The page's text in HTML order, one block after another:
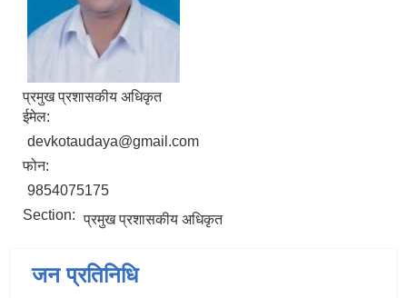
प्रमुख प्रशासकीय अधिकृत
ईमेल:
devkotaudaya@gmail.com
फोन:
9854075175
Section: प्रमुख प्रशासकीय अधिकृत
जन प्रतिनिधि